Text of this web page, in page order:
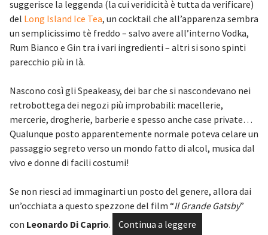
suggerisce la leggenda (la cui veridicità è tutta da verificare)
del Long Island Ice Tea, un cocktail che all’apparenza sembra
un semplicissimo tè freddo – salvo avere all’interno Vodka,
Rum Bianco e Gin tra i vari ingredienti – altri si sono spinti
parecchio più in là.
Nascono così gli Speakeasy, dei bar che si nascondevano nei
retrobottega dei negozi più improbabili: macellerie,
mercerie, drogherie, barberie e spesso anche case private…
Qualunque posto apparentemente normale poteva celare un
passaggio segreto verso un mondo fatto di alcol, musica dal
vivo e donne di facili costumi!
Se non riesci ad immaginarti un posto del genere, allora dai
un’occhiata a questo spezzone del film “Il Grande Gatsby”
con Leonardo Di Caprio. Continua a leggere